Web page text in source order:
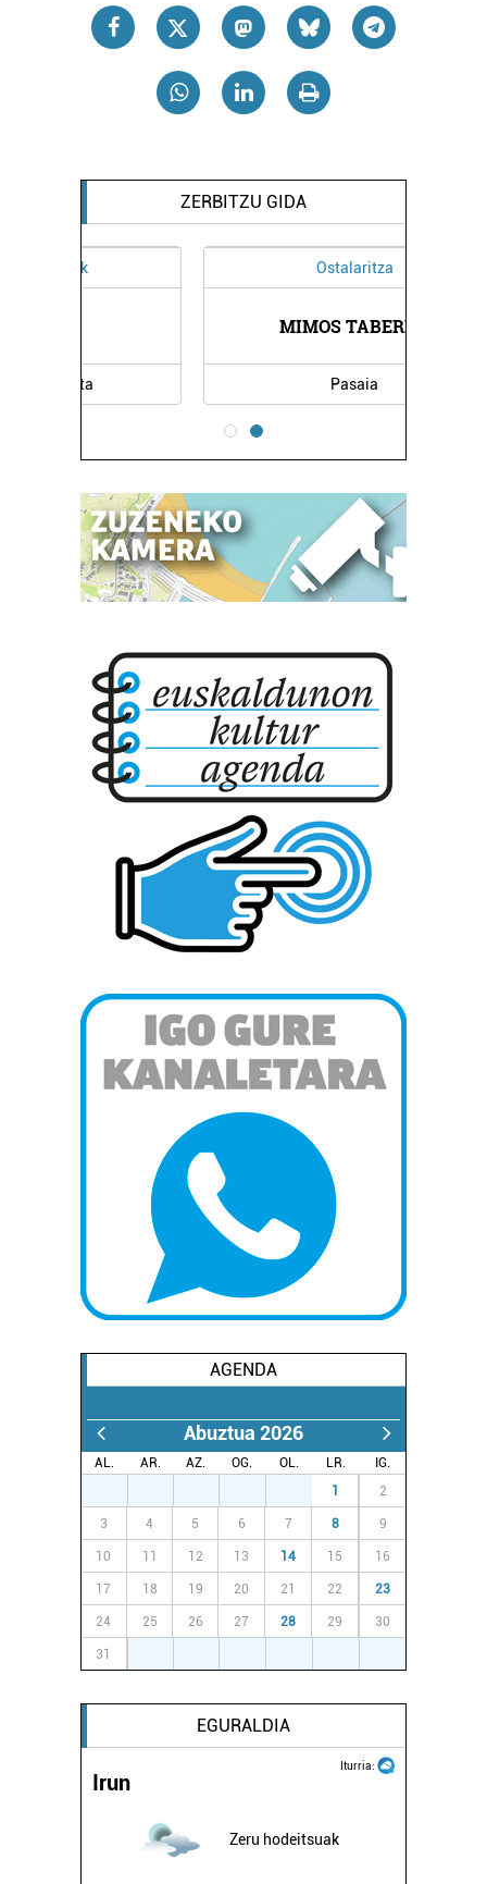
ZERBITZU GIDA
MIMOS TABERNA
AGENDA
Abuztua 2026
AL. AR. AZ. OG. OL. LR.
IG.
1 2
3 4 5 6 7 8 9
10 11 12 13 14 15 16
17 18 19 20 21 22 23
24 25 26 27 28 29 30
31
EGURALDIA
Iturria:
Irun
Zeru hodeitsuak